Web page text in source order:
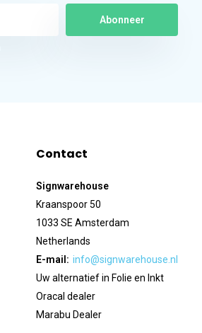
Abonneer
Contact
Signwarehouse
Kraanspoor 50
1033 SE Amsterdam
Netherlands
E-mail: info@signwarehouse.nl
Uw alternatief in Folie en Inkt
Oracal dealer
Marabu Dealer